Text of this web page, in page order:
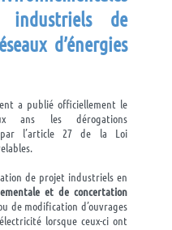
de
d’énergies
a publié officiellement le
ans les dérogations
par l’article 27 de la Loi
de projet industriels en
et de concertation
de modification d’ouvrages
lorsque ceux-ci ont